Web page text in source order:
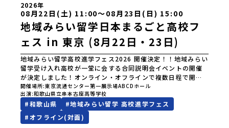
2026年
08月22日(土) 11:00〜08月23日(日) 15:00
地域みらい留学日本まるごと高校フ
ェス in 東京 (8月22日・23日)
地域みらい留学高校進学フェス2026 開催決定！！地域みらい
留学受け入れ高校が一堂に会する合同説明会イベントの開催
が決定しました！オンライン・オフラインで複数日程で開催
いたしますので、奮ってご参加ください。皆様にお会いでき
ますことを楽しみにしております。ページ下の「申し込む」
ボタンより事前予約をお願いいたします。\ 地域みらい留学高
校進学フェス in 東京 (8月22日・23日)/日時2026年8月22日
(土)11:00-17:00 8月23日(日)10:30-15:00場所東京
開催場所 東京流通センター第一展示場ABCDホール
出演 和歌山県立串本古座高等学校
#和歌山県 #地域みらい留学 高校進学フェス
#オフライン(対面)